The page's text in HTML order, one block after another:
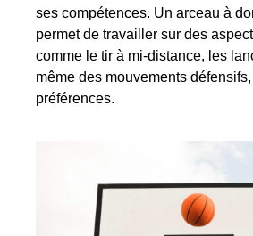
ses compétences. Un arceau à
permet de travailler sur des
comme le tir à mi-distance, les
même des mouvements
préférences.